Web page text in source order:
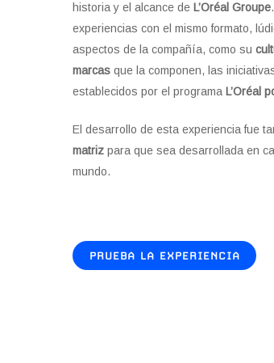
historia y el alcance de L’Oréal Groupe
experiencias con el mismo formato,
aspectos de la compañía, como su
marcas que la componen, las
establecidos por el programa L’Oréal
El desarrollo de esta experiencia fue
matriz para que sea desarrollada en
mundo.
PRUEBA LA EXPERIENCIA